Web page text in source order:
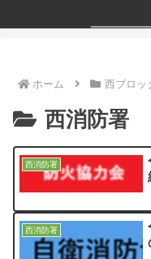
ホーム 西ブロッ
西消防署
西消防署
西消防署